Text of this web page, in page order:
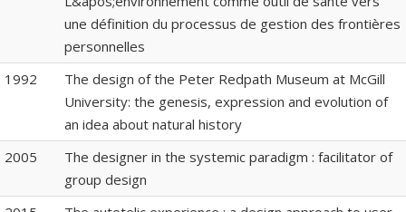
une définition du processus de gestion des frontières
personnelles
1992
The design of the Peter Redpath Museum at McGill
University: the genesis, expression and evolution of
an idea about natural history
2005
The designer in the systemic paradigm : facilitator of
group design